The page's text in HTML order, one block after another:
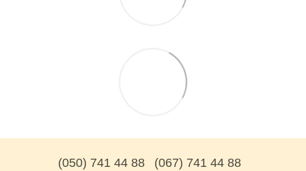
(050) 741 44 88 (067) 741 44 88